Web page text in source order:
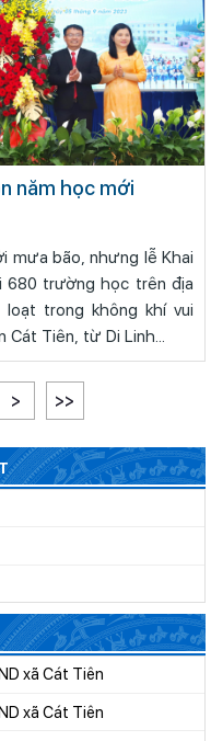
năm học mới
mưa bão, nhưng lễ Khai
680 trường học trên địa
trong không khí vui
Đà Lạt đến Cát Tiên, từ Di Linh...
> >>
xã Cát Tiên
xã Cát Tiên